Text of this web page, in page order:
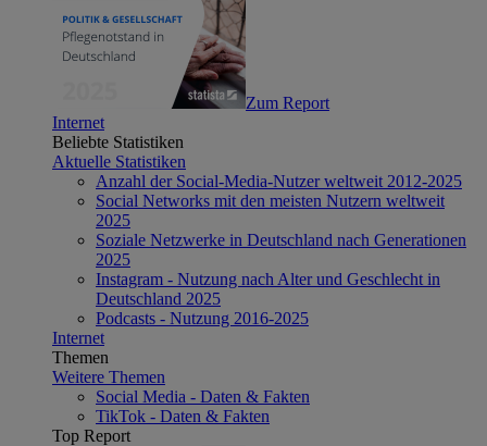
Zum Report
Internet
Beliebte Statistiken
Aktuelle Statistiken
Anzahl der Social-Media-Nutzer weltweit 2012-2025
Social Networks mit den meisten Nutzern weltweit
2025
Soziale Netzwerke in Deutschland nach Generationen
2025
Instagram - Nutzung nach Alter und Geschlecht in
Deutschland 2025
Podcasts - Nutzung 2016-2025
Internet
Themen
Weitere Themen
Social Media - Daten & Fakten
TikTok - Daten & Fakten
Top Report